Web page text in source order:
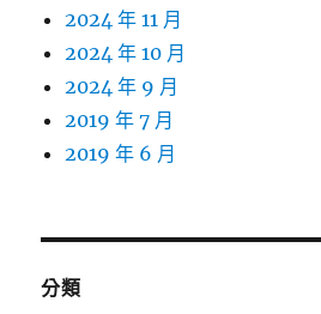
2024 年 11 月
2024 年 10 月
2024 年 9 月
2019 年 7 月
2019 年 6 月
分類